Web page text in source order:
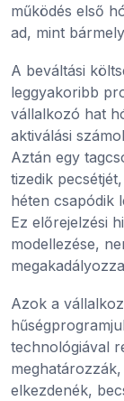
működés első
ad, mint
A beváltási
leggyakoribb
vállalkozó hat
aktiválási
Aztán egy
tizedik
héten csapódik
Ez előrejelzési
modellezése,
Azok a
technológiával
elkezdenék,